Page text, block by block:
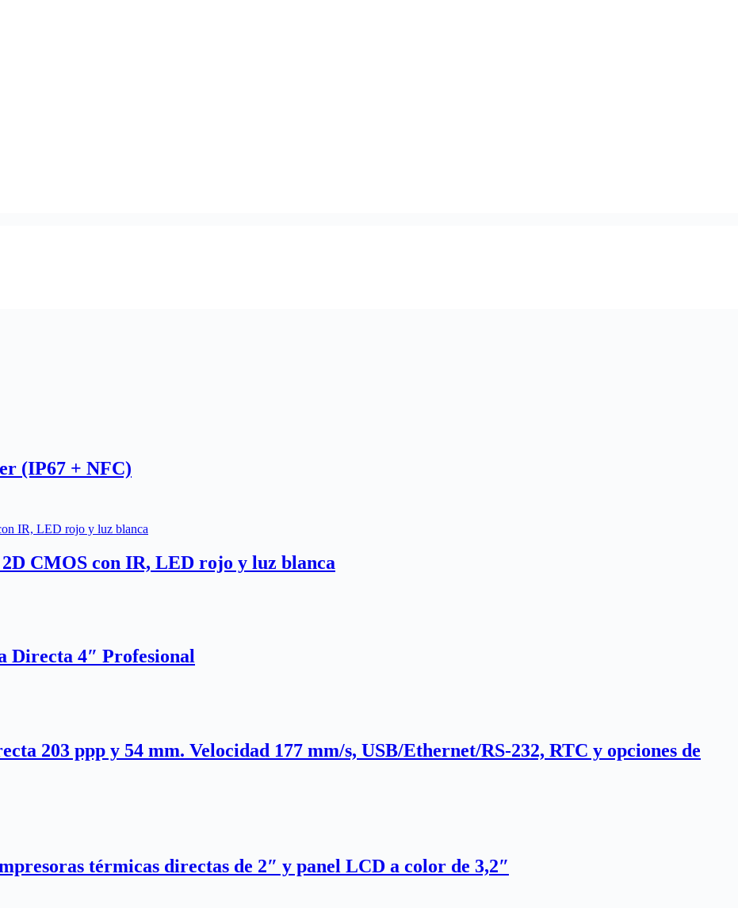
(IP67 + NFC)
CMOS con IR, LED rojo y luz blanca
Directa 4″ Profesional
203 ppp y 54 mm. Velocidad 177 mm/s, USB/Ethernet/RS‑232, RTC y opciones de
térmicas directas de 2″ y panel LCD a color de 3,2″